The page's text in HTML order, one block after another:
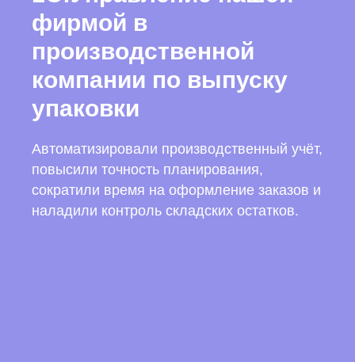
фирмой в
производственной
компании по выпуску
упаковки
Автоматизировали производственный учёт,
повысили точность планирования,
сократили время на оформление заказов и
наладили контроль складских остатков.